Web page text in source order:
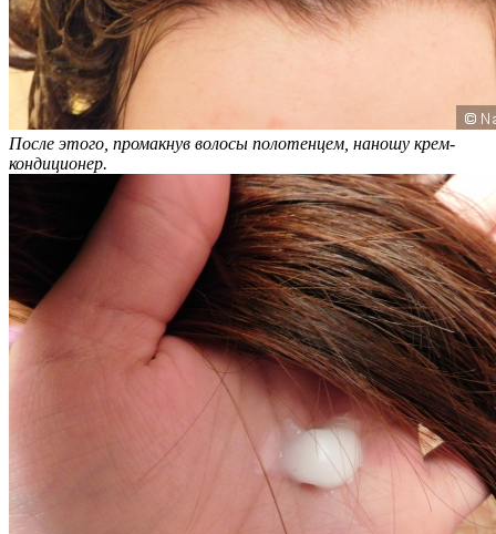
После этого, промакнув волосы полотенцем, наношу крем-
кондиционер.